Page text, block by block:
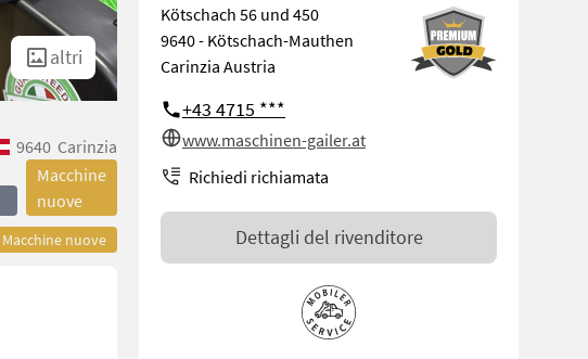
altri
9640 Carinzia
Macchine
nuove
Macchine nuove
Kötschach 56 und 450
9640 - Kötschach-Mauthen
Carinzia Austria
+43 4715 ***
www.maschinen-gailer.at
Richiedi richiamata
Dettagli del rivenditore